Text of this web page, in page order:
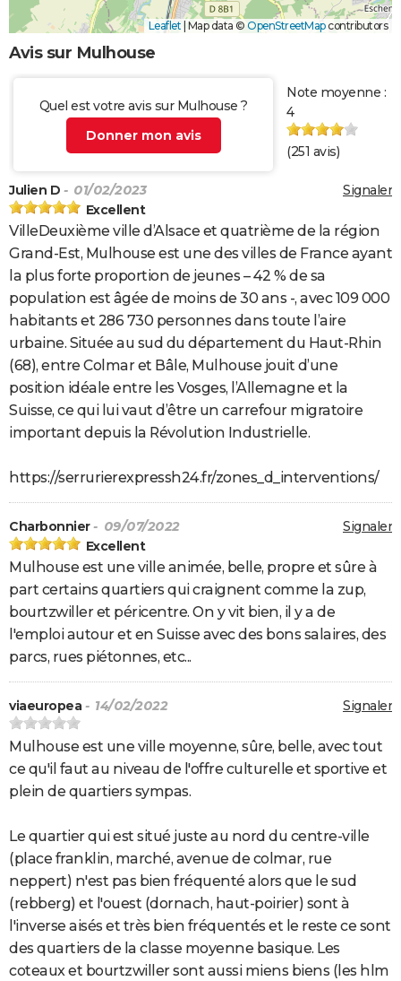
Leaflet Map data © OpenStreetMapcontributors
Avis sur Mulhouse
Quel est votre avis sur Mulhouse ?
Donner mon avis
Note moyenne :
4
(251 avis)
Signaler
Julien D - 01/02/2023
Excellent
VilleDeuxième ville d’Alsace et quatrième de la région
Grand-Est, Mulhouse est une des villes de France ayant
la plus forte proportion de jeunes – 42 % de sa
population est âgée de moins de 30 ans -, avec 109 000
habitants et 286 730 personnes dans toute l’aire
urbaine. Située au sud du département du Haut-Rhin
(68), entre Colmar et Bâle, Mulhouse jouit d’une
position idéale entre les Vosges, l’Allemagne et la
Suisse, ce qui lui vaut d’être un carrefour migratoire
important depuis la Révolution Industrielle.
https://serrurierexpressh24.fr/zones_d_interventions/
Signaler
Charbonnier- 09/07/2022
Excellent
Mulhouse est une ville animée, belle, propre et sûre à
part certains quartiers qui craignent comme la zup,
bourtzwiller et péricentre. On y vit bien, il y a de
l'emploi autour et en Suisse avec des bons salaires, des
parcs, rues piétonnes, etc...
Signaler
viaeuropea - 14/02/2022
Mulhouse est une ville moyenne, sûre, belle, avec tout
ce qu'il faut au niveau de l'offre culturelle et sportive et
plein de quartiers sympas.
Le quartier qui est situé juste au nord du centre-ville
(place franklin, marché, avenue de colmar, rue
neppert) n'est pas bien fréquenté alors que le sud
(rebberg) et l'ouest (dornach, haut-poirier) sont à
l'inverse aisés et très bien fréquentés et le reste ce sont
des quartiers de la classe moyenne basique. Les
coteaux et bourtzwiller sont aussi miens biens (les hlm